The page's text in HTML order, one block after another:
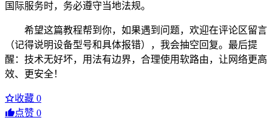
国际服务时，务必遵守当地法规。
希望这篇教程帮到你，如果遇到问题，欢迎在评论区留言
（记得说明设备型号和具体报错），我会抽空回复。最后提
醒：技术无好坏，用法有边界，合理使用软路由，让网络更高
效、更安全！
收藏 0
点赞 0